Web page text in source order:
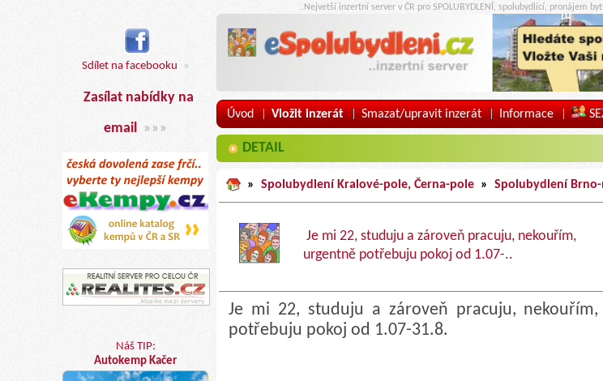
Sdílet na facebooku »
Zasílat nabídky na
email »»»
Náš TIP:
Autokemp Kačer
..Nejvetší inzertní server v ČR pro SPOLUBYDLENÍ, spolubydlící, pronájem
Úvod | Vložit inzerát | Smazat/upravit inzerát | Informace |
DETAIL
» Spolubydlení Kralové-pole, Černa-pole » Spolubydlení
Je mi 22, studuju a zároveň pracuju, nekouřím,
urgentně potřebuju pokoj od 1.07-..
Je mi 22, studuju a zároveň pracuju, nekouřím,
potřebuju pokoj od 1.07-31.8.